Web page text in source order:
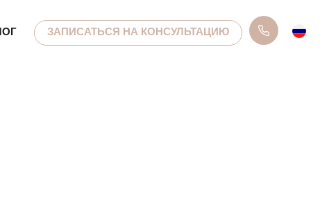
ЗАПИСАТЬСЯ НА КОНСУЛЬТАЦИЮ